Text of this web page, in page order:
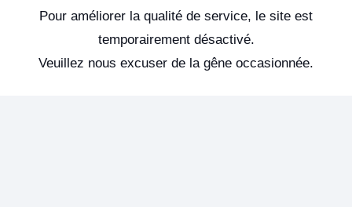
Pour améliorer la qualité de service, le site est
temporairement désactivé.
Veuillez nous excuser de la gêne occasionnée.